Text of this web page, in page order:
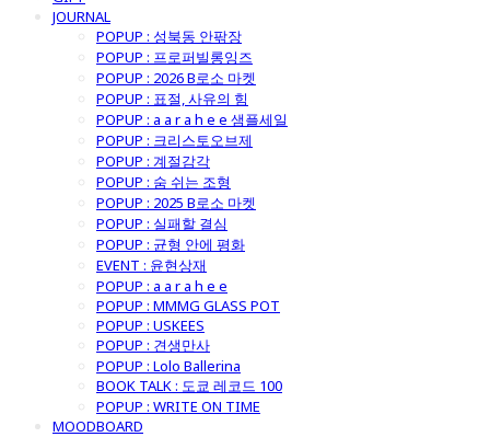
JOURNAL
POPUP : 성북동 안팎장
POPUP : 프로퍼빌롱잉즈
POPUP : 2026 B로소 마켓
POPUP : 표절, 사유의 힘
POPUP : a a r a h e e 샘플세일
POPUP : 크리스토오브제
POPUP : 계절감각
POPUP : 숨 쉬는 조형
POPUP : 2025 B로소 마켓
POPUP : 실패할 결심
POPUP : 균형 안에 평화
EVENT : 윤현상재
POPUP : a a r a h e e
POPUP : MMMG GLASS POT
POPUP : USKEES
POPUP : 견생만사
POPUP : Lolo Ballerina
BOOK TALK : 도쿄 레코드 100
POPUP : WRITE ON TIME
MOODBOARD